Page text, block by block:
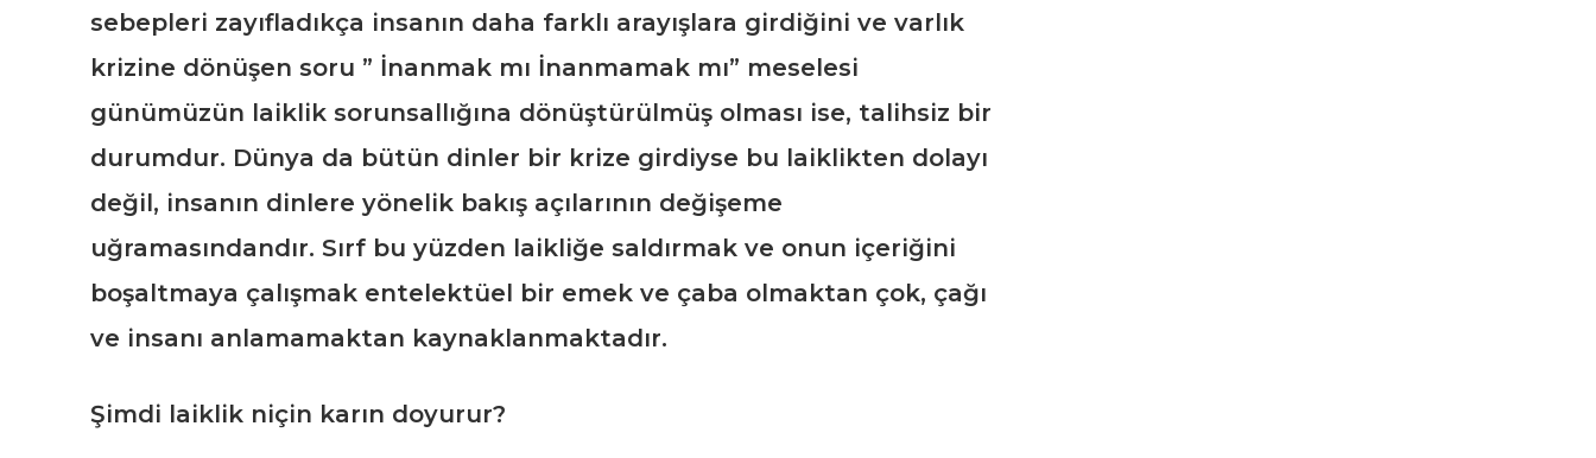
sebepleri zayıfladıkça insanın daha farklı arayışlara girdiğini ve varlık
krizine dönüşen soru ” İnanmak mı İnanmamak mı” meselesi
günümüzün laiklik sorunsallığına dönüştürülmüş olması ise, talihsiz bir
durumdur. Dünya da bütün dinler bir krize girdiyse bu laiklikten dolayı
değil, insanın dinlere yönelik bakış açılarının değişeme
uğramasındandır. Sırf bu yüzden laikliğe saldırmak ve onun içeriğini
boşaltmaya çalışmak entelektüel bir emek ve çaba olmaktan çok, çağı
ve insanı anlamamaktan kaynaklanmaktadır.
Şimdi laiklik niçin karın doyurur?